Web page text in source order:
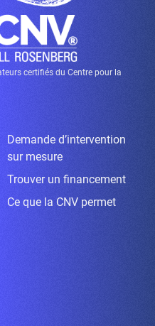
certifiés du Centre pour la
Demande d’intervention
sur mesure
Trouver un financement
Ce que la CNV permet